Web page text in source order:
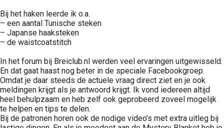
Bij het haken leerde ik o.a.
– een aantal Tunische steken
– Japanse haaksteken
– de waistcoatstitch
In het forum bij Breiclub.nl werden veel ervaringen uitgewisseld.
En dat gaat haast nog beter in de speciale Facebookgroep.
Omdat je daar steeds de actuele vraag direct ziet en je ook
meldingen krijgt als je antwoord krijgt. Ik vond iedereen altijd
heel behulpzaam en heb zelf ook geprobeerd zoveel mogelijk
te helpen en tips te delen.
Bij de patronen horen ook de nodige video’s met extra uitleg bij